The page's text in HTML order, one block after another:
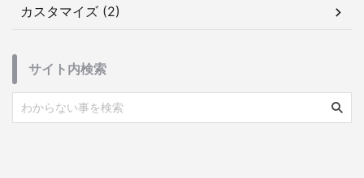
カスタマイズ (2)
サイト内検索